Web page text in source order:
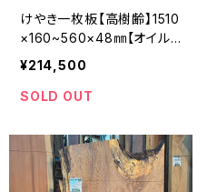
けやき一枚板【高樹齢】1510
×160~560×48㎜【オイル
塗装 仕上げ済み】
¥214,500
SOLD OUT